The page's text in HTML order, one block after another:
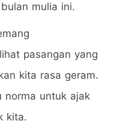
mulia ini.
pasangan yang
kita rasa geram.
norma untuk ajak
kita.